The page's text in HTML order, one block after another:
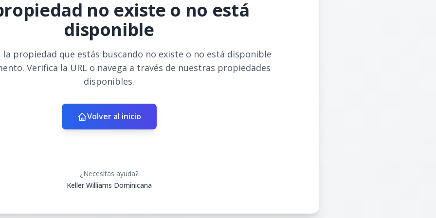
no existe o no está
disponible
propiedad que estás buscando no existe o no está disponible
Verifica la URL o navega a través de nuestras propiedades
disponibles.
Volver al inicio
¿Necesitas ayuda?
Keller Williams Dominicana